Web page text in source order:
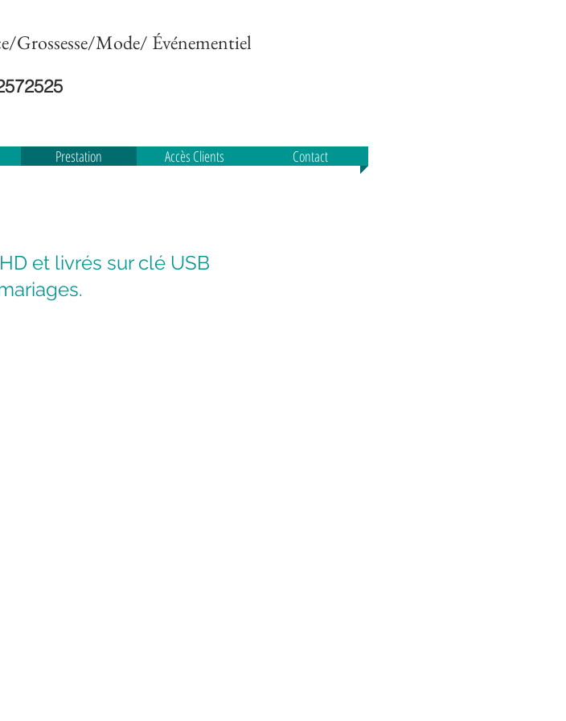
Grossesse/Mode/ Événementiel
Prestation Accès Clients Contact
et livrés sur clé USB